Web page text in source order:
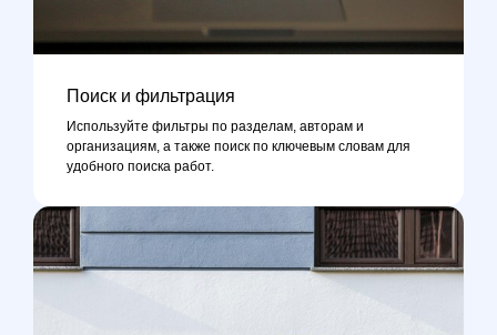
Поиск и фильтрация
Используйте фильтры по разделам, авторам и
организациям, а также поиск по ключевым словам для
удобного поиска работ.